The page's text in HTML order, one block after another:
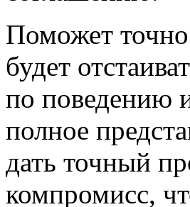
Поможет
будет
по поведению
полное
дать точный
компромисс,